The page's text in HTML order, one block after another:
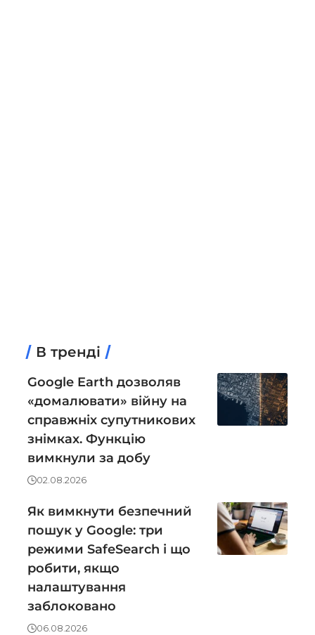
В тренді
Google Earth дозволяв
«домалювати» війну на
справжніх супутникових
знімках. Функцію
вимкнули за добу
02.08.2026
Як вимкнути безпечний
пошук у Google: три
режими SafeSearch і що
робити, якщо
налаштування
заблоковано
06.08.2026